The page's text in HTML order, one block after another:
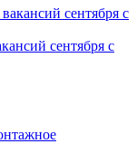
сентября с